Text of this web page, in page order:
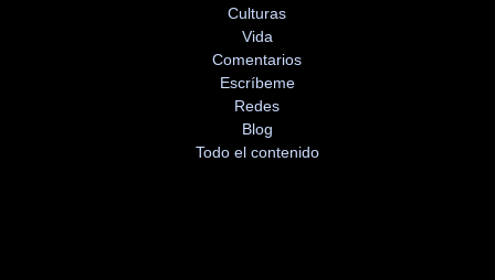
Culturas
Vida
Comentarios
Escríbeme
Redes
Blog
Todo el contenido